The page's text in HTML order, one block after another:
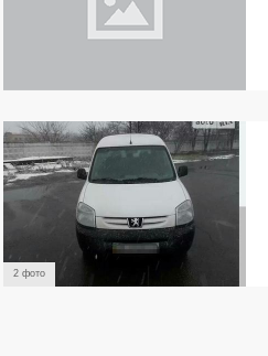
2 фото